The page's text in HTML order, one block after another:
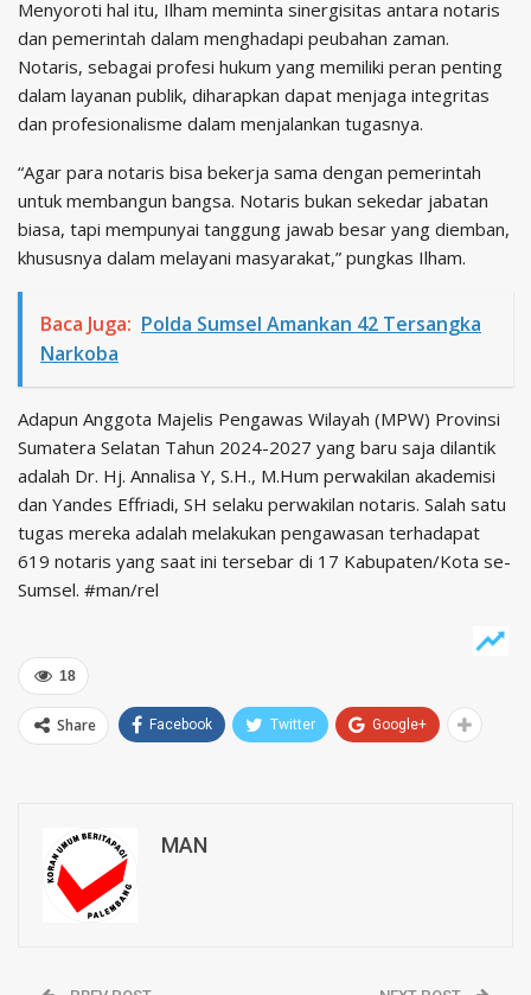
Menyoroti hal itu, Ilham meminta sinergisitas antara notaris
dan pemerintah dalam menghadapi peubahan zaman.
Notaris, sebagai profesi hukum yang memiliki peran penting
dalam layanan publik, diharapkan dapat menjaga integritas
dan profesionalisme dalam menjalankan tugasnya.
“Agar para notaris bisa bekerja sama dengan pemerintah
untuk membangun bangsa. Notaris bukan sekedar jabatan
biasa, tapi mempunyai tanggung jawab besar yang diemban,
khususnya dalam melayani masyarakat,” pungkas Ilham.
Baca Juga: Polda Sumsel Amankan 42 Tersangka
Narkoba
Adapun Anggota Majelis Pengawas Wilayah (MPW) Provinsi
Sumatera Selatan Tahun 2024-2027 yang baru saja dilantik
adalah Dr. Hj. Annalisa Y, S.H., M.Hum perwakilan akademisi
dan Yandes Effriadi, SH selaku perwakilan notaris. Salah satu
tugas mereka adalah melakukan pengawasan terhadapat
619 notaris yang saat ini tersebar di 17 Kabupaten/Kota se-
Sumsel. #man/rel
18
Share Facebook Twitter Google+
MAN